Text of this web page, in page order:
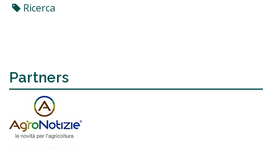
Ricerca
Partners